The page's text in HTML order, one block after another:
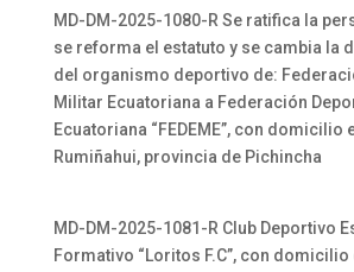
MD-DM-2025-1080-R Se ratifica la
se reforma el estatuto y se cambia la
del organismo deportivo de:
Militar Ecuatoriana a Federación
Ecuatoriana “FEDEME”, con domicilio
Rumiñahui, provincia de Pichincha
MD-DM-2025-1081-R Club Deportivo
Formativo “Loritos F.C”, con domicilio